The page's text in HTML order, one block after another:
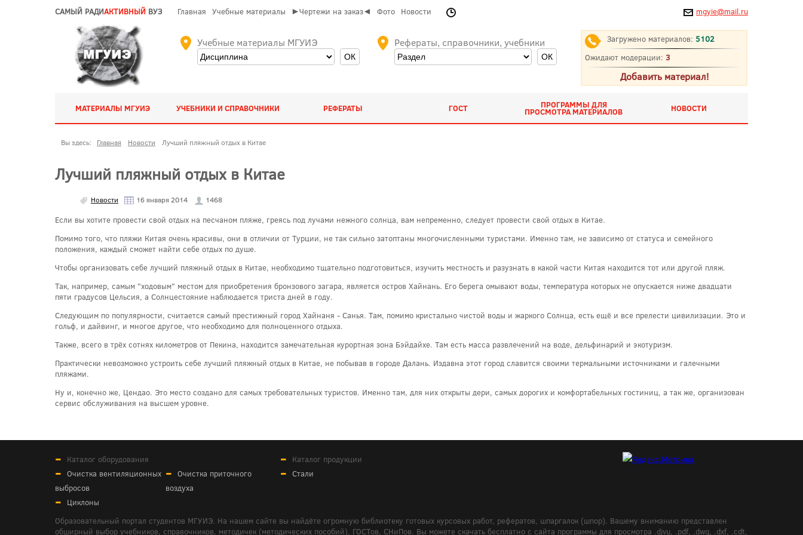
САМЫЙ РАДИАКТИВНЫЙ ВУЗ Главная Учебные материалы ►Чертежи на заказ◄ Фото Новости mgyie@mail.ru
Учебные материалы МГУИЭ Рефераты, справочники, учебники Загружено материалов: 5102
Ожидают модерации: 3
Добавить материал!
МАТЕРИАЛЫ МГУИЭ УЧЕБНИКИ И СПРАВОЧНИКИ РЕФЕРАТЫ ГОСТ ПРОГРАММЫ ДЛЯ
ПРОСМОТРА МАТЕРИАЛОВ НОВОСТИ
Вы здесь: Главная Новости Лучший пляжный отдых в Китае
Лучший пляжный отдых в Китае
Новости 16 января 2014 1468
Если вы хотите провести свой отдых на песчаном пляже, греясь под лучами нежного солнца, вам непременно, следует провести свой отдых в Китае.
Помимо того, что пляжи Китая очень красивы, они в отличии от Турции, не так сильно затоптаны многочисленными туристами. Именно там, не зависимо от статуса и семейного
положения, каждый сможет найти себе отдых по душе.
Чтобы организовать себе лучший пляжный отдых в Китае, необходимо тщательно подготовиться, изучить местность и разузнать в какой части Китая находится тот или другой пляж.
Так, например, самым "ходовым" местом для приобретения бронзового загара, является остров Хайнань. Его берега омывают воды, температура которых не опускается ниже двадцати
пяти градусов Цельсия, а Солнцестояние наблюдается триста дней в году.
Следующим по популярности, считается самый престижный город Хайнаня - Санья. Там, помимо кристально чистой воды и жаркого Солнца, есть ещё и все прелести цивилизации. Это и
гольф, и дайвинг, и многое другое, что необходимо для полноценного отдыха.
Также, всего в трёх сотнях километров от Пекина, находится замечательная курортная зона Бэйдайхе. Там есть масса развлечений на воде, дельфинарий и экотуризм.
Практически невозможно устроить себе лучший пляжный отдых в Китае, не побывав в городе Далань. Издавна этот город славится своими термальными источниками и галечными
пляжами.
Ну и, конечно же, Цендао. Это место создано для самых требовательных туристов. Именно там, для них открыты дери, самых дорогих и комфортабельных гостиниц, а так же, организован
сервис обслуживания на высшем уровне.
Каталог оборудования
Очистка вентиляционных
выбросов
Очистка приточного
воздуха
Циклоны
Каталог продукции
Стали
Образовательный портал студентов МГУИЭ. На нашем сайте вы найдёте огромную библиотеку готовых курсовых работ, рефератов, шпаргалок (шпор). Вашему вниманию представлен
обширный выбор учебников, справочников, методичек (методических пособий), ГОСТов, СНиПов. Вы можете скачать бесплатно с сайта программы для просмотра .djvu, .pdf, .dwg, .dxf, .cdt,